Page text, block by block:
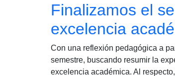
Finalizamos el
excelencia
Con una reflexión pedagógica a
semestre, buscando resumir la
excelencia académica. Al